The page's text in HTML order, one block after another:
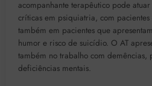
acompanhante terapêutico pode
críticas em psiquiatria, com
também em pacientes que
humor e risco de suicídio. O AT
também no trabalho com
deficiências mentais.